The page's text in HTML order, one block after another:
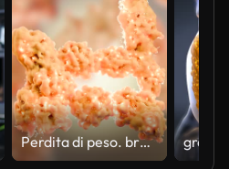
Perdita di peso. bruciatura dei grassi nel tessuto umano, tessuto connettivo adiposo, cellule adipose che bruciano al microscopio, lipociti, rendering 3d realistico